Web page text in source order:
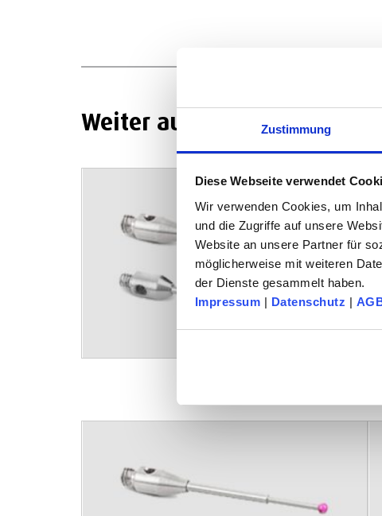
Zustimmung
Diese Webseite verwendet
Wir verwenden Cookies, um
und die Zugriffe auf unsere
Website an unsere Partner für
möglicherweise mit weiteren
der Dienste gesammelt haben.
Impressum | Datenschutz |
Weiter auswählen